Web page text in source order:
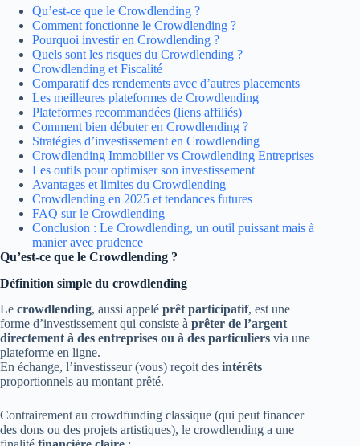
Qu’est-ce que le Crowdlending ?
Comment fonctionne le Crowdlending ?
Pourquoi investir en Crowdlending ?
Quels sont les risques du Crowdlending ?
Crowdlending et Fiscalité
Comparatif des rendements avec d’autres placements
Les meilleures plateformes de Crowdlending
Plateformes recommandées (liens affiliés)
Comment bien débuter en Crowdlending ?
Stratégies d’investissement en Crowdlending
Crowdlending Immobilier vs Crowdlending Entreprises
Les outils pour optimiser son investissement
Avantages et limites du Crowdlending
Crowdlending en 2025 et tendances futures
FAQ sur le Crowdlending
Conclusion : Le Crowdlending, un outil puissant mais à
manier avec prudence
Qu’est-ce que le Crowdlending ?
Définition simple du crowdlending
Le crowdlending, aussi appelé prêt participatif, est une
forme d’investissement qui consiste à prêter de l’argent
directement à des entreprises ou à des particuliers via une
plateforme en ligne.
En échange, l’investisseur (vous) reçoit des intérêts
proportionnels au montant prêté.
Contrairement au crowdfunding classique (qui peut financer
des dons ou des projets artistiques), le crowdlending a une